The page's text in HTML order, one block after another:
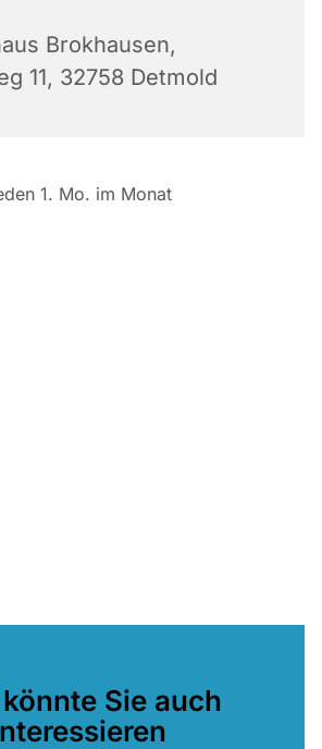
Brokhausen,
11, 32758 Detmold
1. Mo. im Monat
Sie auch